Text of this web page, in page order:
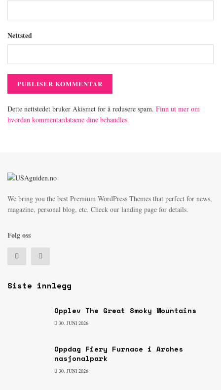
Nettsted
Dette nettstedet bruker Akismet for å redusere spam. Finn ut mer om
hvordan kommentardataene dine behandles.
We bring you the best Premium WordPress Themes that perfect for news,
magazine, personal blog, etc. Check our landing page for details.
Følg oss
Siste innlegg
Opplev The Great Smoky Mountains
30. JUNI 2026
Oppdag Fiery Furnace i Arches
nasjonalpark
30. JUNI 2026